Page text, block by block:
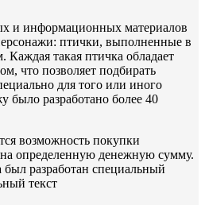
и информационных материалов
птички, выполненные в
Каждая такая птичка обладает
что позволяет подбирать
для того или иного
было разработано более 40
возможность покупки
определенную денежную сумму.
разработан специальный
текст